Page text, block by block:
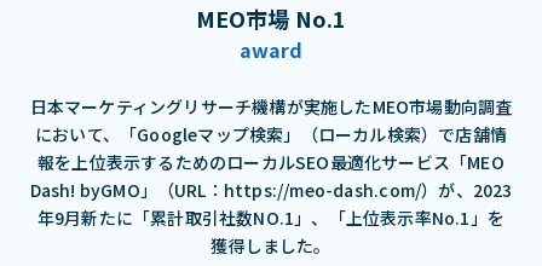
MEO市場 No.1
award
日本マーケティングリサーチ機構が実施したMEO市場動向調査
において、「Googleマップ検索」（ローカル検索）で店舗情
報を上位表示するためのローカルSEO最適化サービス「MEO
Dash! byGMO」（URL：https://meo-dash.com/）が、2023
年9月新たに「累計取引社数NO.1」、「上位表示率No.1」を
獲得しました。